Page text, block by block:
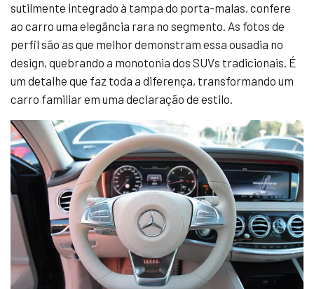
sutilmente integrado à tampa do porta-malas, confere
ao carro uma elegância rara no segmento. As fotos de
perfil são as que melhor demonstram essa ousadia no
design, quebrando a monotonia dos SUVs tradicionais. É
um detalhe que faz toda a diferença, transformando um
carro familiar em uma declaração de estilo.